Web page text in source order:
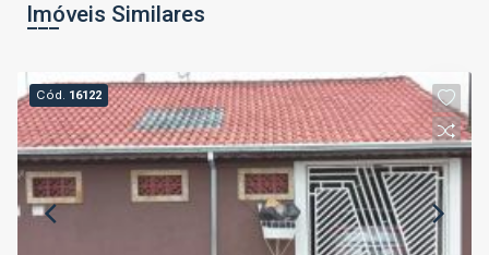
Imóveis Similares
Cód. 16122